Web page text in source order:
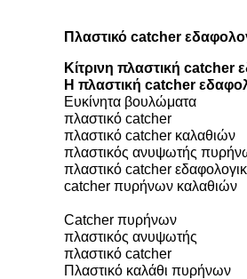
Πλαστικό catcher
Κίτρινη πλαστική
Η πλαστική catcher
Ευκίνητα βουλώματα
πλαστικό catcher
πλαστικό catcher καλαθιών
πλαστικός ανυψωτής
πλαστικό catcher
catcher πυρήνων καλαθιών
Catcher πυρήνων
πλαστικός ανυψωτής
πλαστικό catcher
Πλαστικό καλάθι πυρήνων